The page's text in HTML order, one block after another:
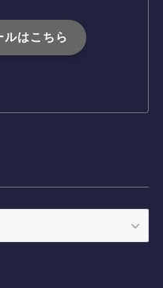
ルはこちら